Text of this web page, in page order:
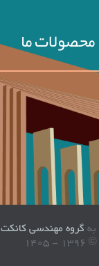
محصولات ما
گروه مهندسی کانکت